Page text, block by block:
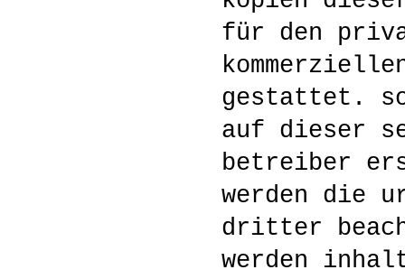
für den
gestattet.
auf dieser
betreiber
werden die
dritter
werden